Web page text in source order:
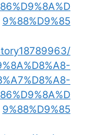
9%88%D9%85
9%88%D9%85